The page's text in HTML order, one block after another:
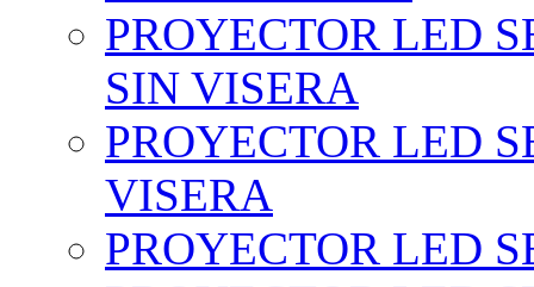
PROYECTOR LED
SIN VISERA
PROYECTOR LED
VISERA
PROYECTOR LED